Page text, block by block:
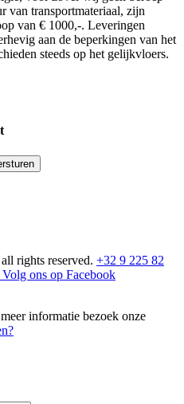
van transportmateriaal, zijn
van € 1000,-. Leveringen
aan de beperkingen van het
steeds op het gelijkvloers.
rights reserved. +32 9 225 82
Volg ons op Facebook
informatie bezoek onze